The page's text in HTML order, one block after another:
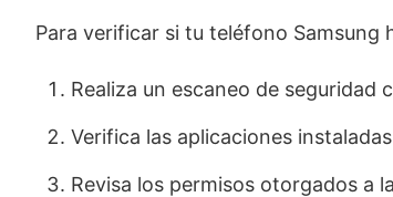
Para verificar si tu teléfono Samsung
Realiza un escaneo de seguridad
Verifica las aplicaciones
Revisa los permisos otorgados a